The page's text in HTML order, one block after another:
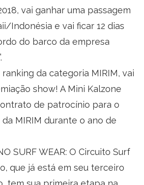
vai ganhar uma passagem
Indonésia e vai ficar 12 dias
do barco da empresa
ranking da categoria MIRIM, vai
show! A Mini Kalzone
de patrocínio para o
MIRIM durante o ano de
SURF WEAR: O Circuito Surf
que já está em seu terceiro